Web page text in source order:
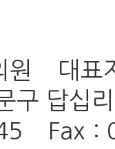
원 대
구 답
Fax :